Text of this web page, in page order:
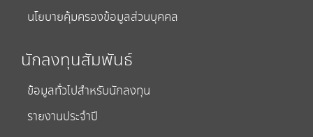
นโยบายคุ้มครองข้อมูลส่วนบุคคล
นักลงทุนสัมพันธ์
ข้อมูลทั่วไปสำหรับนักลงทุน
รายงานประจำปี